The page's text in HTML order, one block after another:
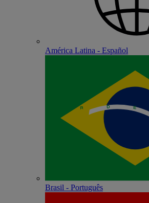
América Latina - Español
Brasil - Português